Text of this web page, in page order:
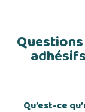
Qu’est-ce